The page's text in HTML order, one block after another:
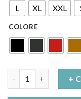
L XL XXL
COLORE
+